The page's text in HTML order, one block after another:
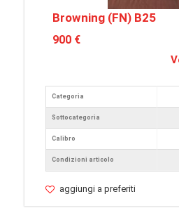
Browning (FN) B25
900 €
Categoria
Sottocategoria
Calibro
Condizioni articolo
aggiungi a preferiti